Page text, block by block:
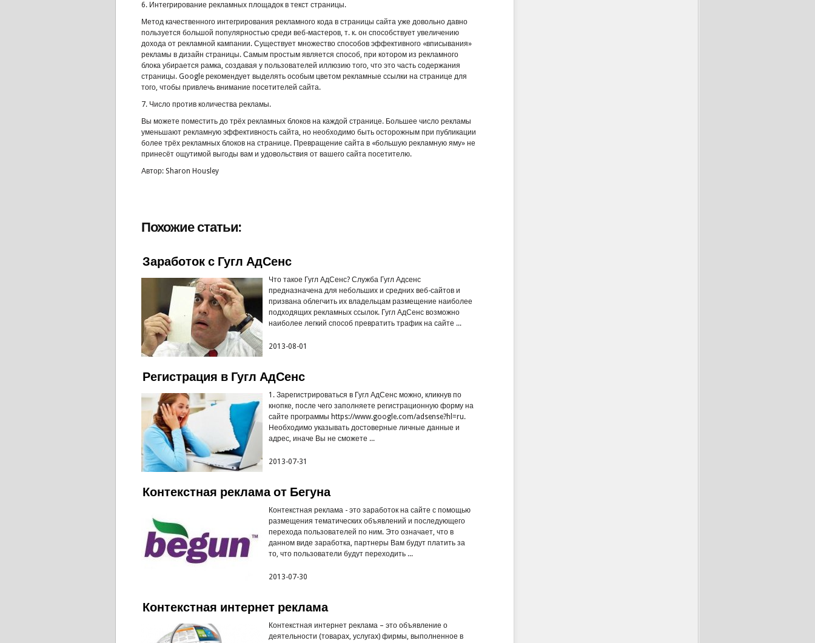
6. Интегрирование рекламных площадок в текст страницы.
Метод качественного интегрирования рекламного кода в страницы сайта уже довольно давно
пользуется большой популярностью среди веб-мастеров, т. к. он способствует увеличению
дохода от рекламной кампании. Существует множество способов эффективного «вписывания»
рекламы в дизайн страницы. Самым простым является способ, при котором из рекламного
блока убирается рамка, создавая у пользователей иллюзию того, что это часть содержания
страницы. Google рекомендует выделять особым цветом рекламные ссылки на странице для
того, чтобы привлечь внимание посетителей сайта.
7. Число против количества рекламы.
Вы можете поместить до трёх рекламных блоков на каждой странице. Большее число рекламы
уменьшают рекламную эффективность сайта, но необходимо быть осторожным при публикации
более трёх рекламных блоков на странице. Превращение сайта в «большую рекламную яму» не
принесёт ощутимой выгоды вам и удовольствия от вашего сайта посетителю.
Автор: Sharon Housley
Похожие статьи:
Заработок с Гугл АдСенс
Что такое Гугл АдСенс? Служба Гугл Адсенс
предназначена для небольших и средних веб-сайтов и
призвана облегчить их владельцам размещение наиболее
подходящих рекламных ссылок. Гугл АдСенс возможно
наиболее легкий способ превратить трафик на сайте ...
2013-08-01
Регистрация в Гугл АдСенс
1. Зарегистрироваться в Гугл АдСенс можно, кликнув по
кнопке, после чего заполняете регистрационную форму на
сайте программы https://www.google.com/adsense?hl=ru.
Необходимо указывать достоверные личные данные и
адрес, иначе Вы не сможете ...
2013-07-31
Контекстная реклама от Бегуна
Контекстная реклама - это заработок на сайте с помощью
размещения тематических объявлений и последующего
перехода пользователей по ним. Это означает, что в
данном виде заработка, партнеры Вам будут платить за
то, что пользователи будут переходить ...
2013-07-30
Контекстная интернет реклама
Контекстная интернет реклама – это объявление о
деятельности (товарах, услугах) фирмы, выполненное в